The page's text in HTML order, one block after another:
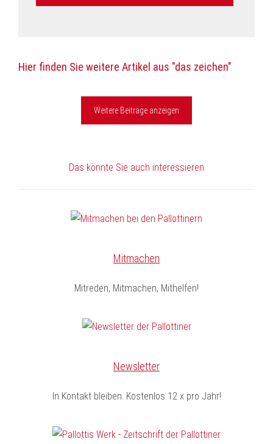
Hier finden Sie weitere Artikel aus "das zeichen"
Weitere Beiträge anzeigen
Das könnte Sie auch interessieren
Mitmachen
Mitreden, Mitmachen, Mithelfen!
Newsletter
In Kontakt bleiben. Kostenlos 12 x pro Jahr!